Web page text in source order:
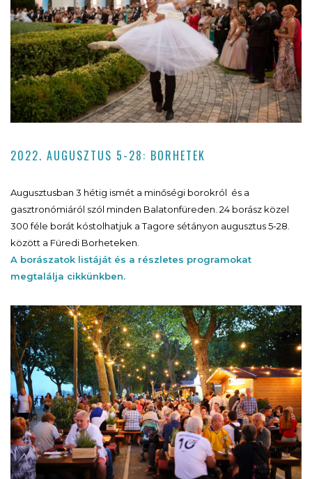
2022. AUGUSZTUS 5-28: BORHETEK
Augusztusban 3 hétig ismét a minőségi borokról és a
gasztronómiáról szól minden Balatonfüreden. 24 borász közel
300 féle borát kóstolhatjuk a Tagore sétányon augusztus 5-28.
között a Füredi Borheteken.
A borászatok listáját és a részletes programokat
megtalálja cikkünkben.